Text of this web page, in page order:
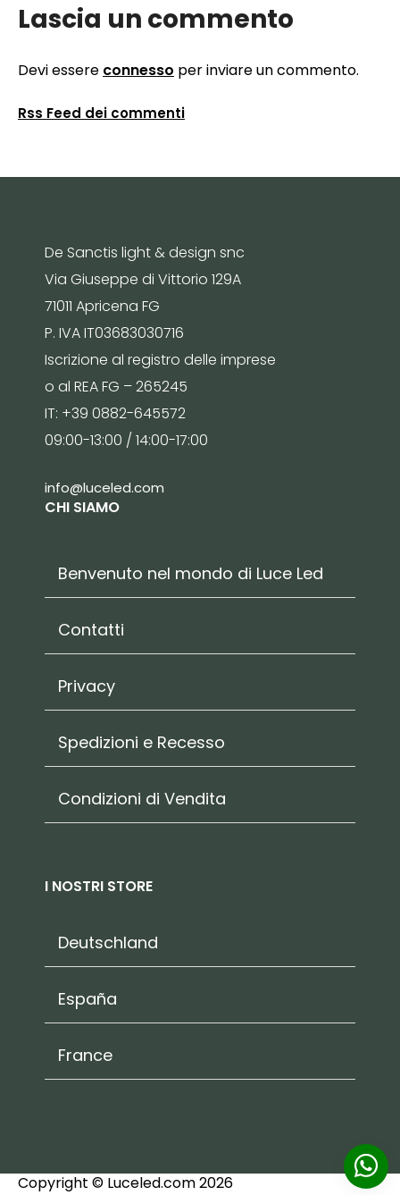
Lascia un commento
Devi essere connesso per inviare un commento.
Rss Feed dei commenti
De Sanctis light & design snc
Via Giuseppe di Vittorio 129A
71011 Apricena FG
P. IVA IT03683030716
Iscrizione al registro delle imprese
o al REA FG – 265245
IT: +39 0882-645572
09:00-13:00 / 14:00-17:00
info@luceled.com
CHI SIAMO
Benvenuto nel mondo di Luce Led
Contatti
Privacy
Spedizioni e Recesso
Condizioni di Vendita
I NOSTRI STORE
Deutschland
España
France
Copyright © Luceled.com 2026